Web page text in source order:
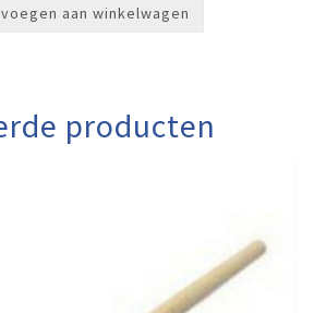
aan winkelwagen
producten